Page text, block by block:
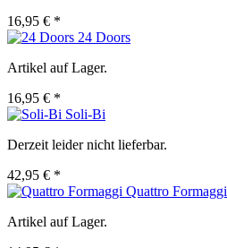
16,95 € *
24 Doors
Artikel auf Lager.
16,95 € *
Soli-Bi
Derzeit leider nicht lieferbar.
42,95 € *
Quattro Formaggi
Artikel auf Lager.